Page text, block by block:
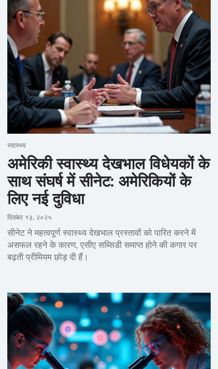
स्वास्थ्य
अमेरिकी स्वास्थ्य देखभाल विधेयकों के
साथ संघर्ष में सीनेट: अमेरिकियों के
लिए नई दुविधा
दिसंबर १३, २०२५
सीनेट ने महत्वपूर्ण स्वास्थ्य देखभाल प्रस्तावों को पारित करने में
असफल रहने के कारण, एसीए सब्सिडी समाप्त होने की कगार पर
बढ़ती प्रीमियम छोड़ दी हैं।